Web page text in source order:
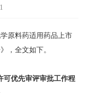
原料药适用药品上市
，全文如下。
可优先审评审批工作程